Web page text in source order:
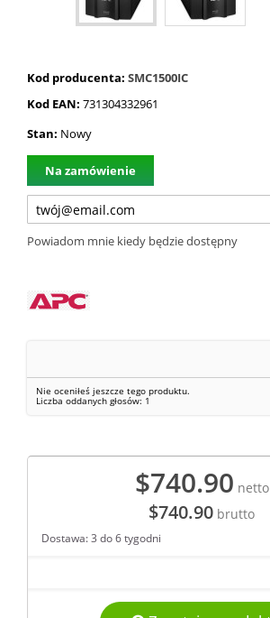
Kod producenta: SMC1500IC
Kod EAN: 731304332961
Stan: Nowy
Na zamówienie
Powiadom mnie kiedy będzie dostępny
Nie oceniłeś jeszcze tego produktu.
Liczba oddanych głosów: 1
$740.90 netto
$740.90 brutto
Dostawa: 3 do 6 tygodni